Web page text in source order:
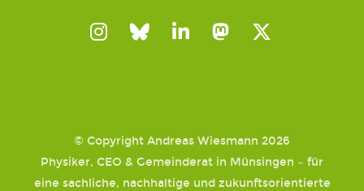
© Copyright Andreas Wiesmann 2026
Physiker, CEO & Gemeinderat in Münsingen – für
eine sachliche, nachhaltige und zukunftsorientierte